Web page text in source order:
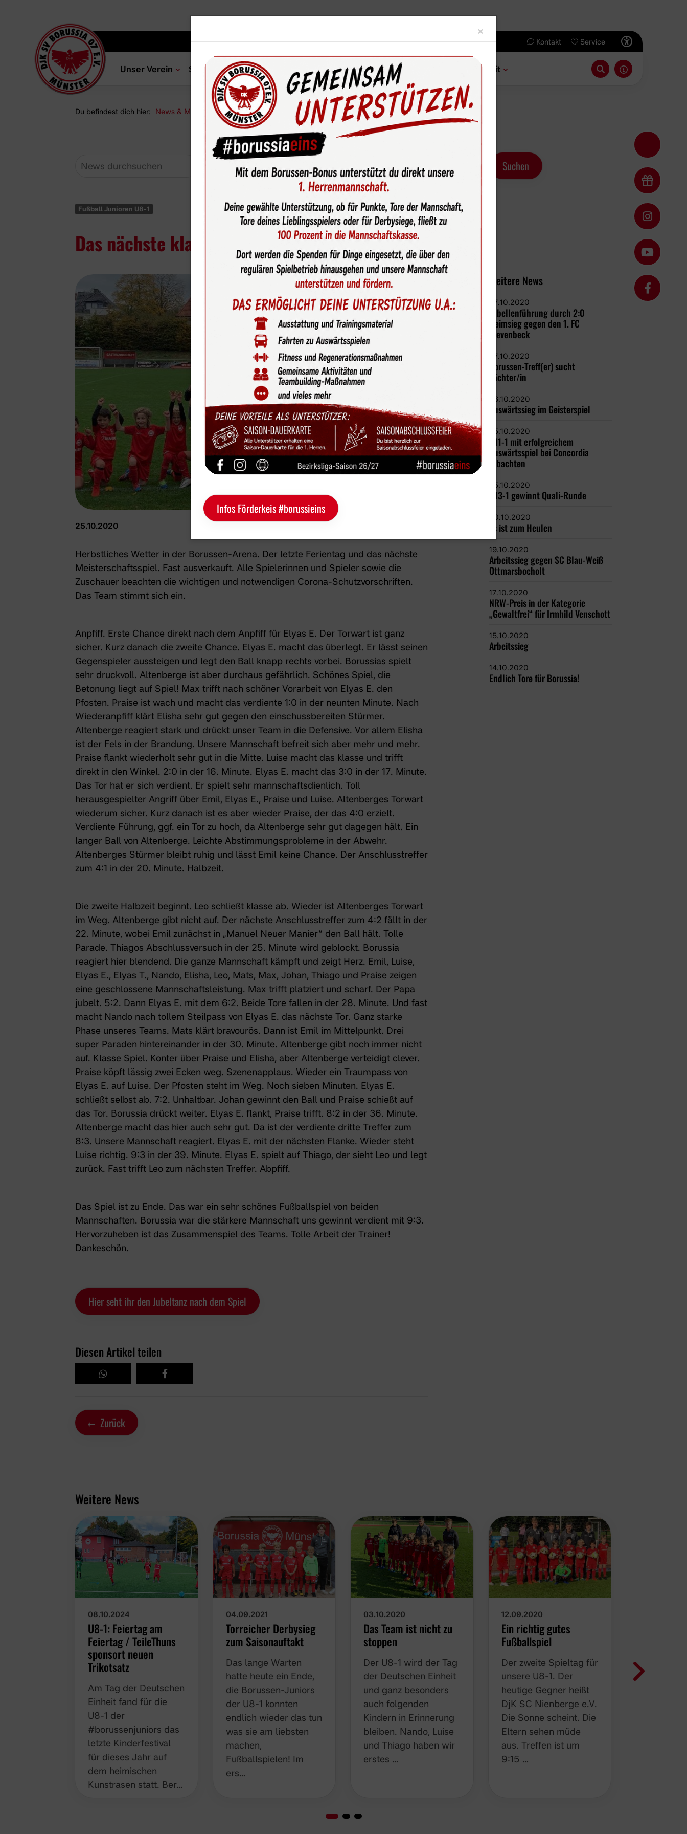
Kontakt Service
Unser Verein Sportangebot News & Media Service Sponsoren Fun & Freizeit
Du befindest dich hier: News & Media Newsroom Das nächste klasse Spiel der U8-1
Fußball Junioren U8-1
Das nächste klasse Spiel der U8-1
25.10.2020
Herbstliches Wetter in der Borussen-Arena. Der letzte Ferientag und das nächste
Meisterschaftsspiel. Fast ausverkauft. Alle Spielerinnen und Spieler sowie die
Zuschauer beachten die wichtigen und notwendigen Corona-Schutzvorschriften.
Das Team stimmt sich ein.
Anpfiff. Erste Chance direkt nach dem Anpfiff für Elyas E. Der Torwart ist ganz
sicher. Kurz danach die zweite Chance. Elyas E. macht das überlegt. Er lässt seinen
Gegenspieler aussteigen und legt den Ball knapp rechts vorbei. Borussias spielt
sehr druckvoll. Altenberge ist aber durchaus gefährlich. Schönes Spiel, die
Betonung liegt auf Spiel! Max trifft nach schöner Vorarbeit von Elyas E. den
Pfosten. Praise ist wach und macht das verdiente 1:0 in der neunten Minute. Nach
Wiederanpfiff klärt Elisha sehr gut gegen den einschussbereiten Stürmer.
Altenberge reagiert stark und drückt unser Team in die Defensive. Vor allem Elisha
ist der Fels in der Brandung. Unsere Mannschaft befreit sich aber mehr und mehr.
Praise flankt wiederholt sehr gut in die Mitte. Luise macht das klasse und trifft
direkt in den Winkel. 2:0 in der 16. Minute. Elyas E. macht das 3:0 in der 17. Minute.
Das Tor hat er sich verdient. Er spielt sehr mannschaftsdienlich. Toll
herausgespielter Angriff über Emil, Elyas E., Praise und Luise. Altenberges Torwart
wiederum sicher. Kurz danach ist es aber wieder Praise, der das 4:0 erzielt.
Verdiente Führung, ggf. ein Tor zu hoch, da Altenberge sehr gut dagegen hält. Ein
langer Ball von Altenberge. Leichte Abstimmungsprobleme in der Abwehr.
Altenberges Stürmer bleibt ruhig und lässt Emil keine Chance. Der Anschlusstreffer
zum 4:1 in der 20. Minute. Halbzeit.
Die zweite Halbzeit beginnt. Leo schließt klasse ab. Wieder ist Altenberges Torwart
im Weg. Altenberge gibt nicht auf. Der nächste Anschlusstreffer zum 4:2 fällt in der
22. Minute, wobei Emil zunächst in „Manuel Neuer Manier“ den Ball hält. Tolle
Parade. Thiagos Abschlussversuch in der 25. Minute wird geblockt. Borussia
reagiert hier blendend. Die ganze Mannschaft kämpft und zeigt Herz. Emil, Luise,
Elyas E., Elyas T., Nando, Elisha, Leo, Mats, Max, Johan, Thiago und Praise zeigen
eine geschlossene Mannschaftsleistung. Max trifft platziert und scharf. Der Papa
jubelt. 5:2. Dann Elyas E. mit dem 6:2. Beide Tore fallen in der 28. Minute. Und fast
macht Nando nach tollem Steilpass von Elyas E. das nächste Tor. Ganz starke
Phase unseres Teams. Mats klärt bravourös. Dann ist Emil im Mittelpunkt. Drei
super Paraden hintereinander in der 30. Minute. Altenberge gibt noch immer nicht
auf. Klasse Spiel. Konter über Praise und Elisha, aber Altenberge verteidigt clever.
Praise köpft lässig zwei Ecken weg. Szenenapplaus. Wieder ein Traumpass von
Elyas E. auf Luise. Der Pfosten steht im Weg. Noch sieben Minuten. Elyas E.
schließt selbst ab. 7:2. Unhaltbar. Johan gewinnt den Ball und Praise schießt auf
das Tor. Borussia drückt weiter. Elyas E. flankt, Praise trifft. 8:2 in der 36. Minute.
Altenberge macht das hier auch sehr gut. Da ist der verdiente dritte Treffer zum
8:3. Unsere Mannschaft reagiert. Elyas E. mit der nächsten Flanke. Wieder steht
Luise richtig. 9:3 in der 39. Minute. Elyas E. spielt auf Thiago, der sieht Leo und legt
zurück. Fast trifft Leo zum nächsten Treffer. Abpfiff.
Das Spiel ist zu Ende. Das war ein sehr schönes Fußballspiel von beiden
Mannschaften. Borussia war die stärkere Mannschaft uns gewinnt verdient mit 9:3.
Hervorzuheben ist das Zusammenspiel des Teams. Tolle Arbeit der Trainer!
Dankeschön.
Hier seht ihr den Jubeltanz nach dem Spiel
Diesen Artikel teilen
Zurück
Weitere News
27.10.2020
Tabellenführung durch 2:0
Heimsieg gegen den 1. FC
Gievenbeck
27.10.2020
Borussen-Treff(er) sucht
Pächter/in
26.10.2020
Auswärtssieg im Geisterspiel
25.10.2020
U11-1 mit erfolgreichem
Auswärtsspiel bei Concordia
Albachten
25.10.2020
U13-1 gewinnt Quali-Runde
20.10.2020
Es ist zum Heulen
19.10.2020
Arbeitssieg gegen SC Blau-Weiß
Ottmarsbocholt
17.10.2020
NRW-Preis in der Kategorie
„Gewaltfrei“ für Irmhild Venschott
15.10.2020
Arbeitssieg
14.10.2020
Endlich Tore für Borussia!
Weitere News
08.10.2024
U8-1: Feiertag am
Feiertag / TeileThuns
sponsort neuen
Trikotsatz
Am Tag der Deutschen
Einheit fand für die
U8-1 der
#borussenjuniors das
letzte Kinderfestival für
dieses Jahr auf dem
heimischen
Kunstrasen statt. Ber…
04.09.2021
Torreicher Derbysieg
zum Saisonauftakt
Das lange Warten
hatte heute ein Ende,
die Borussen-Juniors
der U8-1 konnten
endlich wieder das tun
was sie am liebsten
machen,
Fußballspielen! Im
ers…
03.10.2020
Das Team ist nicht zu
stoppen
Der U8-1 wird der Tag
der Deutschen Einheit
und ganz besonders
auch folgenden
Kindern in Erinnerung
bleiben. Nando, Luise
und Thiago haben wir
erstes …
12.09.2020
Ein richtig gutes
Fußballspiel
Der zweite Spieltag für
unsere U8-1. Der
heutige Gegner heißt
DjK SC Nienberge e.V.
Die Sonne scheint. Die
Eltern sehen müde
aus. Treffen ist um
9:15 …
× Close
Infos Förderkeis #borussieins